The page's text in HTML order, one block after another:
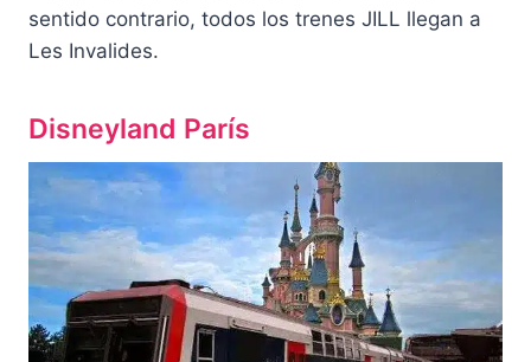
sentido contrario, todos los trenes JILL llegan a
Les Invalides.
Disneyland París